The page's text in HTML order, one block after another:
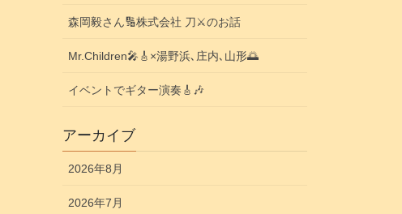
森岡毅さん🔢株式会社 刀⚔️のお話
Mr.Children🎤🎸×湯野浜､庄内､山形🌅
イベントでギター演奏🎸🎶
アーカイブ
2026年8月
2026年7月